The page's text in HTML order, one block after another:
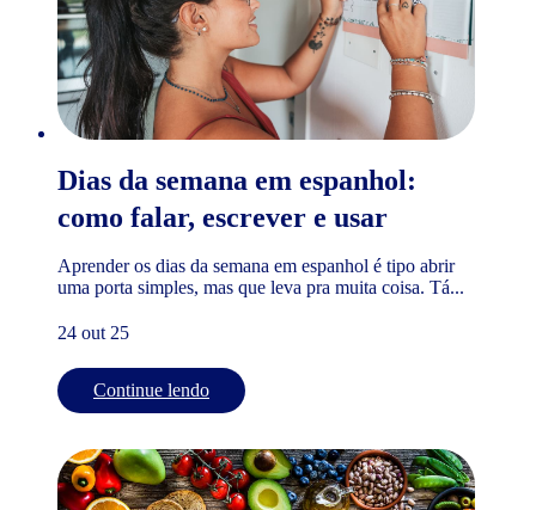
Dias da semana em espanhol:
como falar, escrever e usar
Aprender os dias da semana em espanhol é tipo abrir
uma porta simples, mas que leva pra muita coisa. Tá...
24 out 25
Continue lendo